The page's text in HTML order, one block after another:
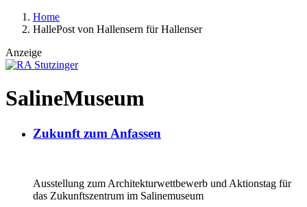
Home
HallePost von Hallensern für Hallenser
Anzeige
SalineMuseum
Zukunft zum Anfassen
Ausstellung zum Architekturwettbewerb und Aktionstag für
das Zukunftszentrum im Salinemuseum